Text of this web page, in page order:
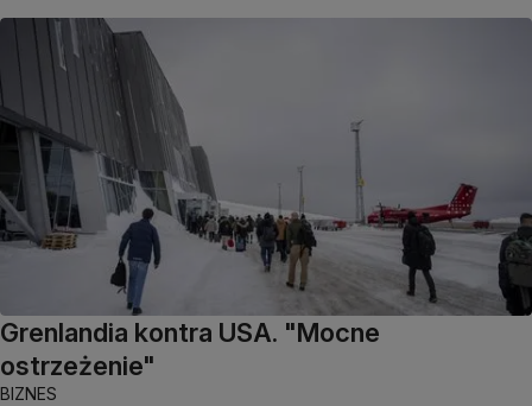
Grenlandia kontra USA. "Mocne
ostrzeżenie"
BIZNES